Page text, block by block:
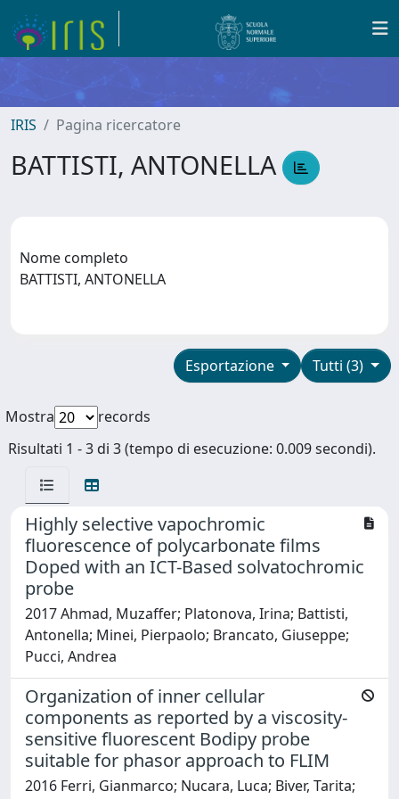
IRIS Pagina ricercatore
BATTISTI, ANTONELLA
Nome completo
BATTISTI, ANTONELLA
Tutti (3)
Esportazione
Mostra
records
Risultati 1 - 3 di 3 (tempo di esecuzione: 0.009 secondi).
Highly selective vapochromic
fluorescence of polycarbonate films
Doped with an ICT-Based solvatochromic
probe
2017 Ahmad, Muzaffer; Platonova, Irina; Battisti,
Antonella; Minei, Pierpaolo; Brancato, Giuseppe;
Pucci, Andrea
Organization of inner cellular
components as reported by a viscosity-
sensitive fluorescent Bodipy probe
suitable for phasor approach to FLIM
2016 Ferri, Gianmarco; Nucara, Luca; Biver, Tarita;